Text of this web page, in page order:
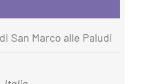
San Marco alle Paludi